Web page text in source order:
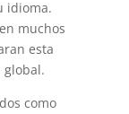
idioma.
muchos
esta
global.
como